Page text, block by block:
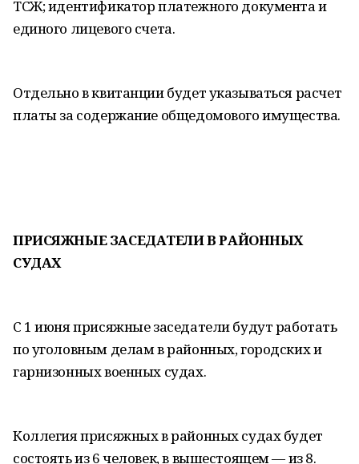
ТСЖ; идентификатор платежного документа и
единого лицевого счета.
Отдельно в квитанции будет указываться расчет
платы за содержание общедомового имущества.
ПРИСЯЖНЫЕ ЗАСЕДАТЕЛИ В РАЙОННЫХ
СУДАХ
С 1 июня присяжные заседатели будут работать
по уголовным делам в районных, городских и
гарнизонных военных судах.
Коллегия присяжных в районных судах будет
состоять из 6 человек, в вышестоящем — из 8.